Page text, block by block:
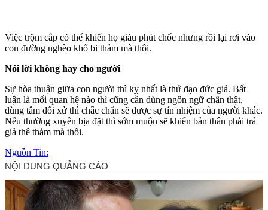
Việc trộm cắp có thể khiến họ giàu phút chốc nhưng rồi lại rơi vào
con đường nghèo khổ bi thảm mà thôi.
Nói lời không hay cho người
Sự hòa thuận giữa con người thì kỵ nhất là thứ đạo đức giả. Bất
luận là mối quan hệ nào thì cũng cần dùng ngôn ngữ chân thật,
dùng tâm đối xử thì chắc chắn sẽ được sự tín nhiệm của người khác.
Nếu thường xuyên bịa đặt thì sớm muộn sẽ khiến bản thân phải trả
giả thê thảm mà thôi.
Nguồn Tin: